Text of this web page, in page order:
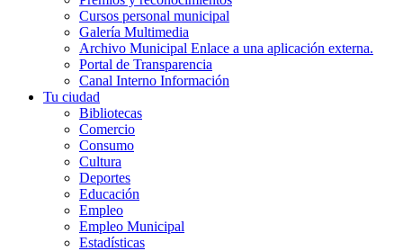
Cursos personal municipal
Galería Multimedia
Archivo Municipal Enlace a una aplicación externa.
Portal de Transparencia
Canal Interno Información
Tu ciudad
Bibliotecas
Comercio
Consumo
Cultura
Deportes
Educación
Empleo
Empleo Municipal
Estadísticas